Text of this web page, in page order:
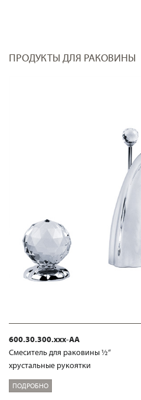
ПРОДУКТЫ ДЛЯ РАКОВИНЫ
600.30.300.xxx-AA
Смеситель для раковины ½“
хрустальные рукоятки
ПОДРОБНО